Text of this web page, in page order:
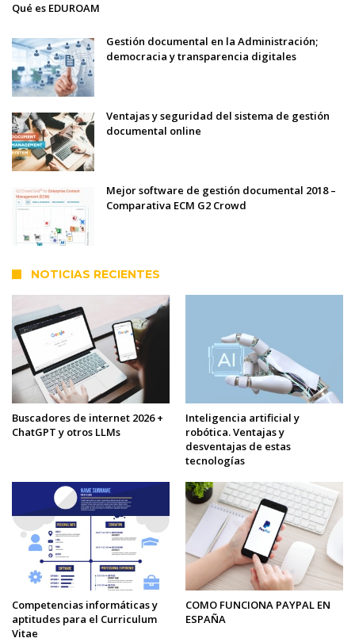
Qué es EDUROAM
Gestión documental en la Administración;
democracia y transparencia digitales
Ventajas y seguridad del sistema de gestión
documental online
Mejor software de gestión documental 2018 –
Comparativa ECM G2 Crowd
NOTICIAS RECIENTES
Buscadores de internet 2026 +
ChatGPT y otros LLMs
Inteligencia artificial y
robótica. Ventajas y
desventajas de estas
tecnologías
Competencias informáticas y
aptitudes para el Curriculum
Vitae
COMO FUNCIONA PAYPAL EN
ESPAÑA